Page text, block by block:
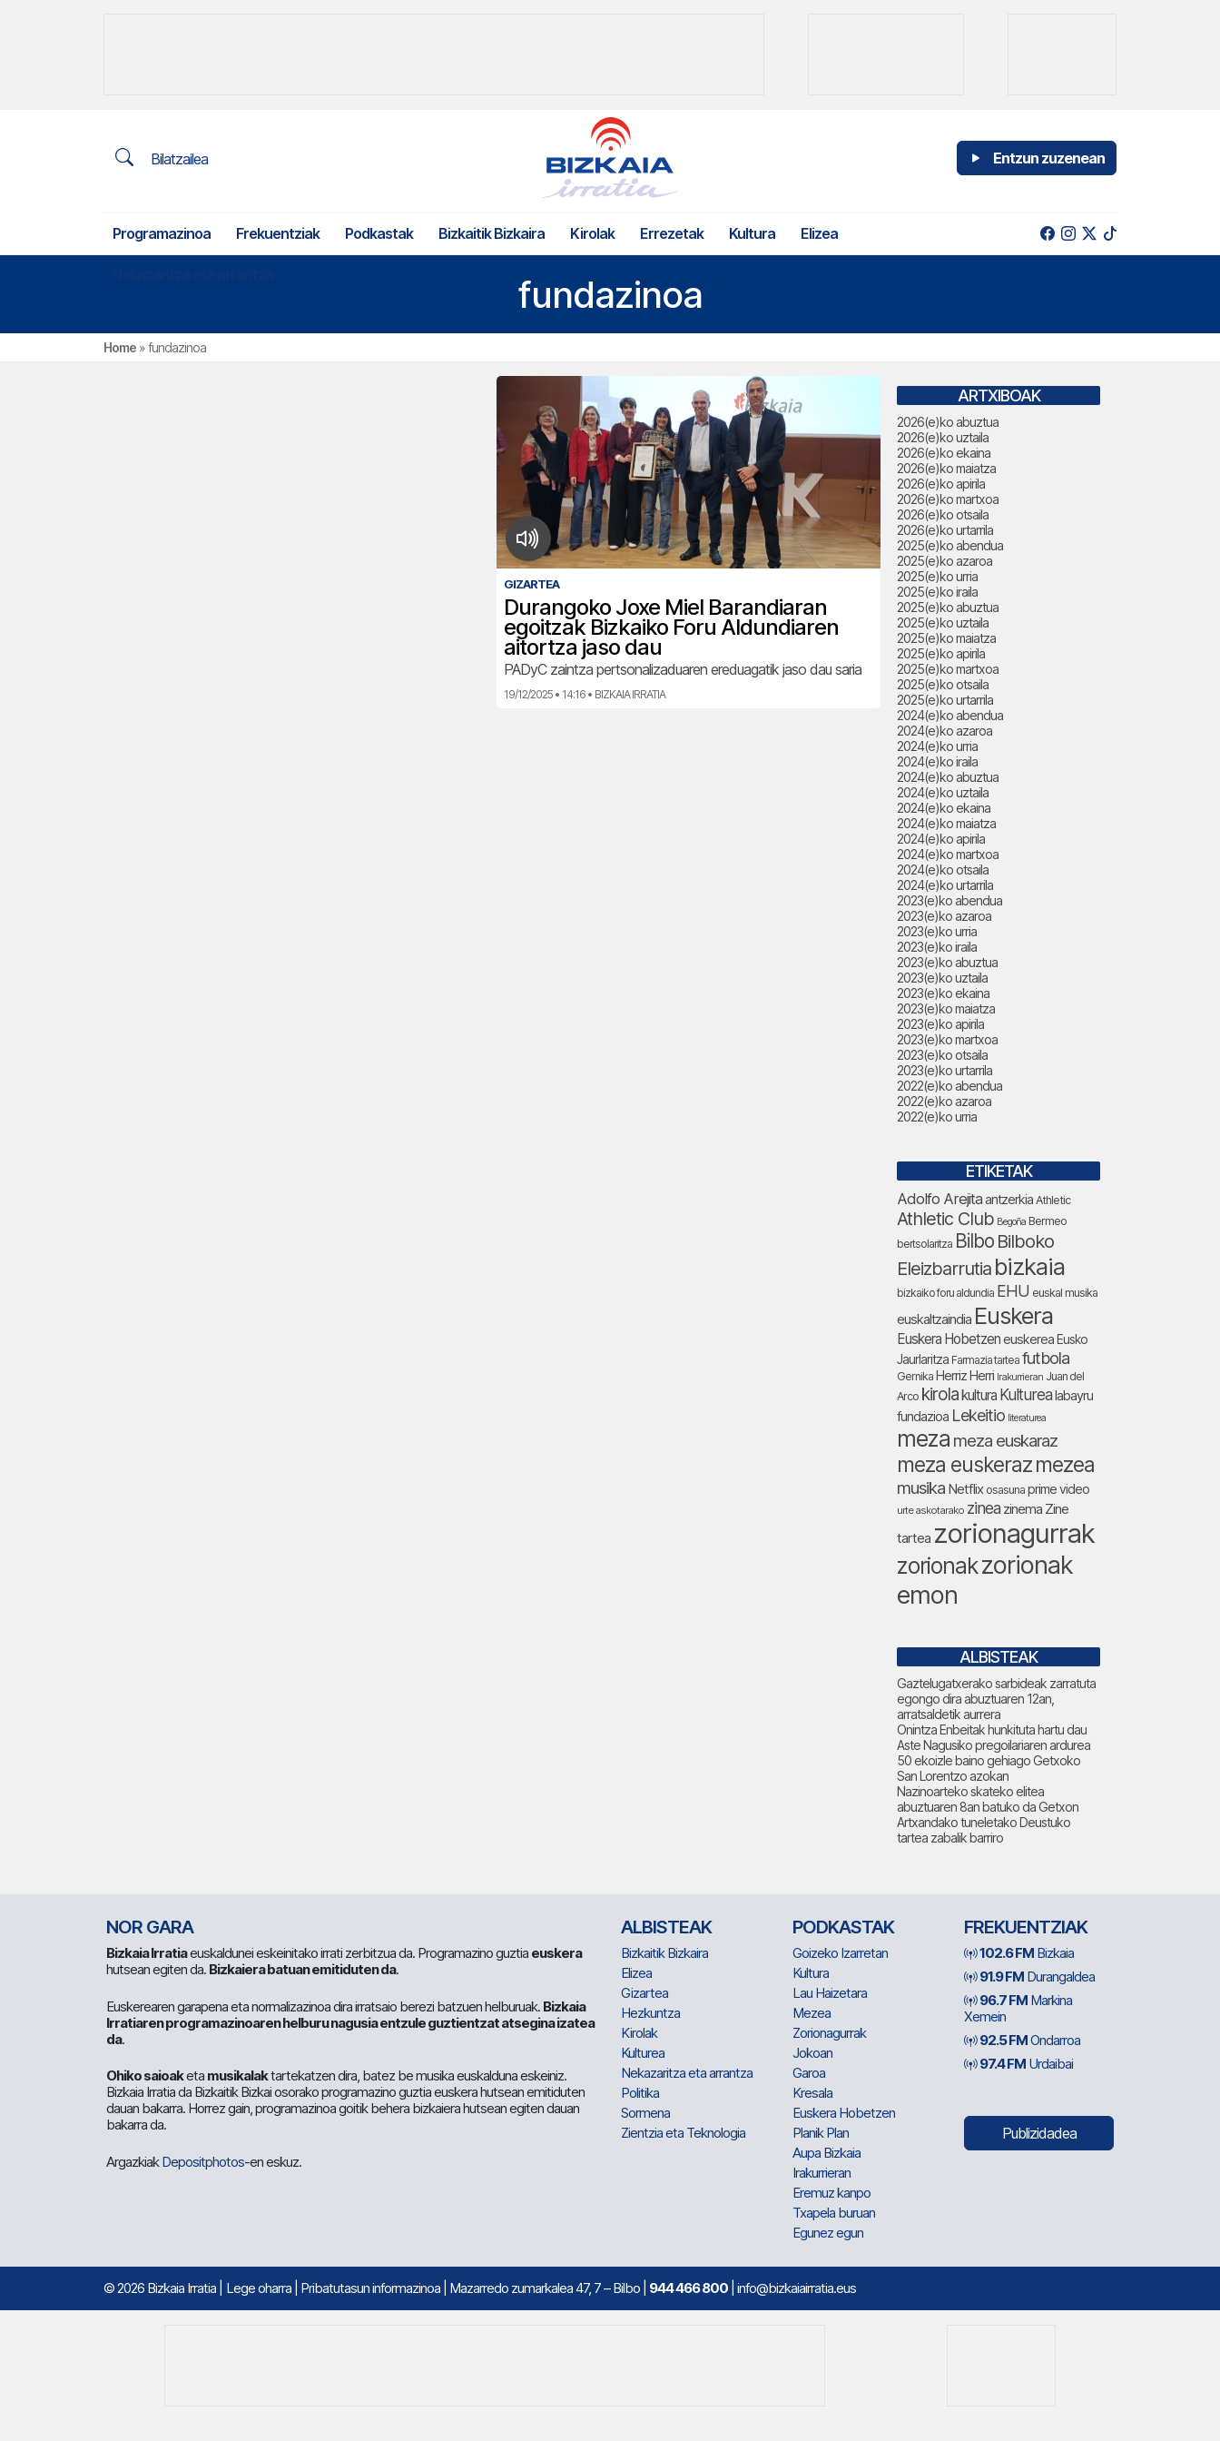
Bilatzailea Entzun zuzenean
Programazinoa Frekuentziak Podkastak Bizkaitik Bizkaira Kirolak Errezetak Kultura Elizea
fundazinoa
Home »fundazinoa
GIZARTEA
Durangoko Joxe Miel Barandiaran
egoitzak Bizkaiko Foru Aldundiaren
aitortza jaso dau
PADyC zaintza pertsonalizaduaren ereduagatik jaso dau saria
19/12/2025 • 14:16 • BIZKAIA IRRATIA
ARTXIBOAK
2026(e)ko abuztua
2026(e)ko uztaila
2026(e)ko ekaina
2026(e)ko maiatza
2026(e)ko apirila
2026(e)ko martxoa
2026(e)ko otsaila
2026(e)ko urtarrila
2025(e)ko abendua
2025(e)ko azaroa
2025(e)ko urria
2025(e)ko iraila
2025(e)ko abuztua
2025(e)ko uztaila
2025(e)ko maiatza
2025(e)ko apirila
2025(e)ko martxoa
2025(e)ko otsaila
2025(e)ko urtarrila
2024(e)ko abendua
2024(e)ko azaroa
2024(e)ko urria
2024(e)ko iraila
2024(e)ko abuztua
2024(e)ko uztaila
2024(e)ko ekaina
2024(e)ko maiatza
2024(e)ko apirila
2024(e)ko martxoa
2024(e)ko otsaila
2024(e)ko urtarrila
2023(e)ko abendua
2023(e)ko azaroa
2023(e)ko urria
2023(e)ko iraila
2023(e)ko abuztua
2023(e)ko uztaila
2023(e)ko ekaina
2023(e)ko maiatza
2023(e)ko apirila
2023(e)ko martxoa
2023(e)ko otsaila
2023(e)ko urtarrila
2022(e)ko abendua
2022(e)ko azaroa
2022(e)ko urria
ETIKETAK
Adolfo Arejitaantzerkia Athletic
Athletic Club Begoña Bermeo
bertsolaritza Bilbo Bilboko
Eleizbarrutia bizkaia
bizkaiko foru aldundia EHU euskal musika
euskaltzaindia Euskera
Euskera Hobetzen euskerea Eusko
Jaurlaritza Farmazia tartea futbola
Gernika Herriz Herri Irakurrieran Juan del
Arco kirola kultura Kulturea labayru
fundazioa Lekeitio literaturea
meza meza euskaraz
meza euskerazmezea
musika Netflix osasuna prime video
urte askotarako zineazinema Zine
tartea zorionagurrak
zorionakzorionak
emon
ALBISTEAK
Gaztelugatxerako sarbideak zarratuta
egongo dira abuztuaren 12an,
arratsaldetik aurrera
Onintza Enbeitak hunkituta hartu dau
Aste Nagusiko pregoilariaren ardurea
50 ekoizle baino gehiago Getxoko
San Lorentzo azokan
Nazinoarteko skateko elitea
abuztuaren 8an batuko da Getxon
Artxandako tuneletako Deustuko
tartea zabalik barriro
NOR GARA
Bizkaia Irratiaeuskaldunei eskeinitako irrati zerbitzua da. Programazino guztia euskera
hutsean egiten da. Bizkaiera batuan emitiduten da.
Euskerearen garapena eta normalizazinoa dira irratsaio berezi batzuen helburuak. Bizkaia
Irratiaren programazinoaren helburu nagusia entzule guztientzat atsegina izatea
da.
Ohiko saioaketa musikalaktartekatzen dira, batez be musika euskalduna eskeiniz.
Bizkaia Irratia da Bizkaitik Bizkai osorako programazino guztia euskera hutsean emitiduten
dauan bakarra. Horrez gain, programazinoa goitik behera bizkaiera hutsean egiten dauan
bakarra da.
ArgazkiakDepositphotos-en eskuz.
ALBISTEAK
Bizkaitik Bizkaira
Elizea
Gizartea
Hezkuntza
Kirolak
Kulturea
Nekazaritza eta arrantza
Politika
Sormena
Zientzia eta Teknologia
PODKASTAK
Goizeko Izarretan
Kultura
Lau Haizetara
Mezea
Zorionagurrak
Jokoan
Garoa
Kresala
Euskera Hobetzen
Planik Plan
Aupa Bizkaia
Irakurrieran
Eremuz kanpo
Txapela buruan
Egunez egun
FREKUENTZIAK
102.6 FM Bizkaia
91.9 FM Durangaldea
96.7 FM Markina
Xemein
92.5 FMOndarroa
97.4 FM Urdaibai
Publizidadea
© 2026 Bizkaia Irratia Lege oharra Pribatutasun informazinoa | Mazarredo zumarkalea 47, 7 – Bilbo | 944 466 800 | info@bizkaiairratia.eus